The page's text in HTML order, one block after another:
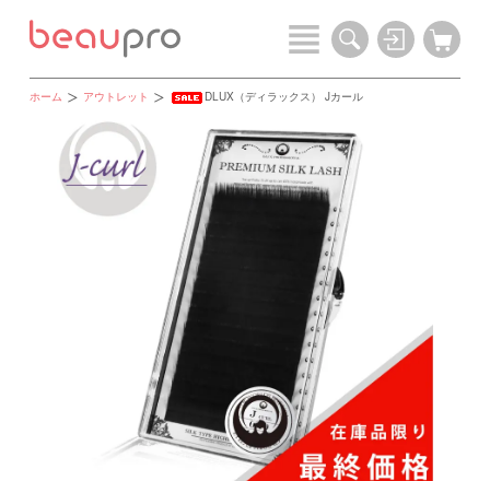
ホーム アウトレット DLUX（ディラックス） Jカール